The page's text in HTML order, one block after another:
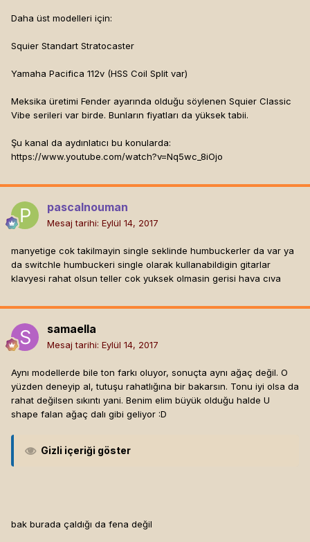
Daha üst modelleri için:
Squier Standart Stratocaster
Yamaha Pacifica 112v (HSS Coil Split var)
Meksika üretimi Fender ayarında olduğu söylenen Squier Classic
Vibe serileri var birde. Bunların fiyatları da yüksek tabii.
Şu kanal da aydınlatıcı bu konularda:
https://www.youtube.com/watch?v=Nq5wc_8iOjo
pascalnouman
Mesaj tarihi: Eylül 14, 2017
manyetige cok takilmayin single seklinde humbuckerler da var ya
da switchle humbuckeri single olarak kullanabildigin gitarlar
klavyesi rahat olsun teller cok yuksek olmasin gerisi hava cıva
samaella
Mesaj tarihi: Eylül 14, 2017
Aynı modellerde bile ton farkı oluyor, sonuçta aynı ağaç değil. O
yüzden deneyip al, tutuşu rahatlığına bir bakarsın. Tonu iyi olsa da
rahat değilsen sıkıntı yani. Benim elim büyük olduğu halde U
shape falan ağaç dalı gibi geliyor :D
Gizli içeriği göster
bak burada çaldığı da fena değil